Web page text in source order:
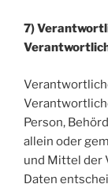
7)
Person,
allein oder
und Mittel der
Daten